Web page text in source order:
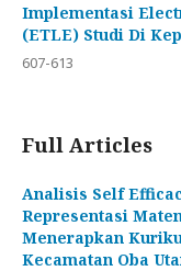
Implementasi
(ETLE) Studi Di
607-613
Full Articles
Analisis Self
Representasi
Menerapkan
Kecamatan Oba